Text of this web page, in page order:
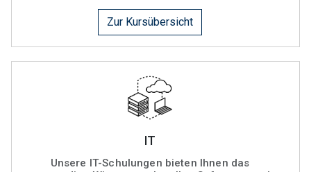
Zur Kursübersicht
IT
Unsere IT-Schulungen bieten Ihnen das